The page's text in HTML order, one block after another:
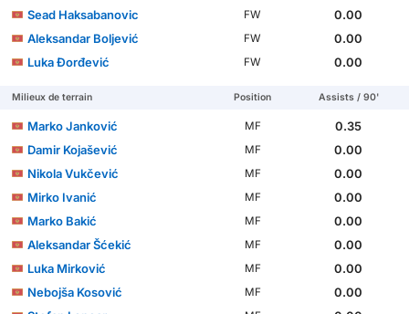
Sead Haksabanovic
FW
0.00
Aleksandar Boljević
FW
0.00
Luka Đorđević
FW 0.00
Milieux de terrain Position Assists / 90'
Marko Janković MF
0.35
Damir Kojašević
MF
0.00
Nikola Vukčević
MF
0.00
Mirko Ivanić
MF
0.00
Marko Bakić
MF
0.00
Aleksandar Šćekić
MF
0.00
Luka Mirković
MF
0.00
Nebojša Kosović
MF
0.00